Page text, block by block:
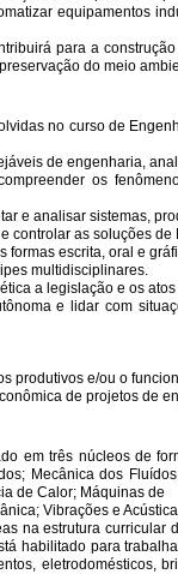
equipamentos
para a
do meio
no curso de
de engenharia,
os
e analisar sistemas,
controlar as soluções de
formas escrita, oral e
multidisciplinares.
a legislação e os
e lidar com
produtivos e/ou o
de projetos de
em três núcleos de
Mecânica dos
de Calor; Máquinas de
Vibrações e
na estrutura
habilitado para
eletrodomésticos,